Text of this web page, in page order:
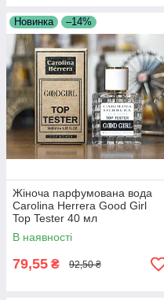
Новинка –14%
Жіноча парфумована вода
Carolina Herrera Good Girl
Top Tester 40 мл
В наявності
79,55 ₴ 92,50 ₴